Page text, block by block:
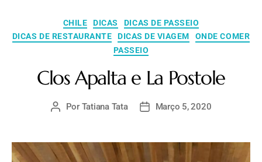
CHILE DICAS
DICAS DE PASSEIO
DICAS DE RESTAURANTE
DICAS DE VIAGEM
ONDE COMER
PASSEIO
Clos Apalta e La Postole
Por Tatiana Tata Março 5, 2020